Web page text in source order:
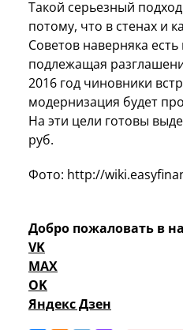
Такой серьезный
потому, что в стенах и
Советов наверняка
подлежащая
2016 год чиновники
модернизация будет
На эти цели готовы
руб.
Фото: http://
Добро пожаловать в
VK
MAX
OK
Яндекс Дзен